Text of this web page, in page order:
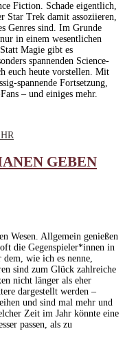
Fiction. Schade eigentlich,
Star Trek damit assoziieren,
Genres sind. Im Grunde
in einem wesentlichen
Magie gibt es
spannenden Science-
euch heute vorstellen. Mit
spannende Fortsetzung,
– und einiges mehr.
GEBEN
Wesen. Allgemein genießen
die Gegenspieler*innen in
dem, wie ich es nenne,
sind zum Glück zahlreiche
nicht länger als eher
dargestellt werden –
und sind mal mehr und
Zeit im Jahr könnte eine
passen, als zu